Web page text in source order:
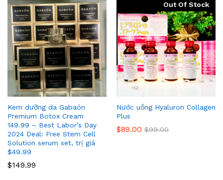
Kem dưỡng da Gabaón
Premium Botox Cream
149.99 – Best Labor’s Day
2024 Deal: Free Stem Cell
Solution serum set, trị giá
$49.99
$149.99
Out Of Stock
Nước uống Hyaluron Collagen
Plus
$89.00 $99.00